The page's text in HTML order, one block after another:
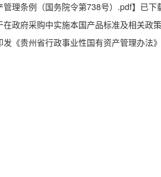
管理条例（国务院令第738号）.pdf】已下
在政府采购中实施本国产品标准及相关政
发《贵州省行政事业性国有资产管理办法